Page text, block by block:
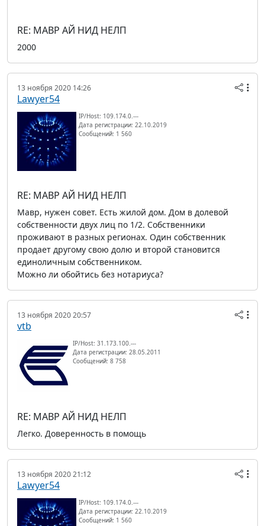
RE: МАВР АЙ НИД НЕЛП
2000
13 ноября 2020 14:26
Lawyer54
IP/Host: 109.174.0.---
Дата регистрации: 22.10.2019
Сообщений: 1 560
RE: МАВР АЙ НИД НЕЛП
Мавр, нужен совет. Есть жилой дом. Дом в долевой
собственности двух лиц по 1/2. Собственники
проживают в разных регионах. Один собственник
продает другому свою долю и второй становится
единоличным собственником.
Можно ли обойтись без нотариуса?
13 ноября 2020 20:57
vtb
IP/Host: 31.173.100.---
Дата регистрации: 28.05.2011
Сообщений: 8 758
RE: МАВР АЙ НИД НЕЛП
Легко. Доверенность в помощь
13 ноября 2020 21:12
Lawyer54
IP/Host: 109.174.0.---
Дата регистрации: 22.10.2019
Сообщений: 1 560